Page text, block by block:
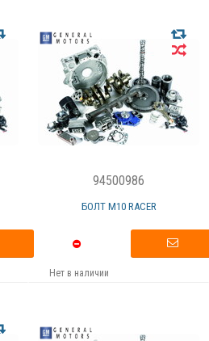
94500986
БОЛТ M10 RACER
Нет в наличии